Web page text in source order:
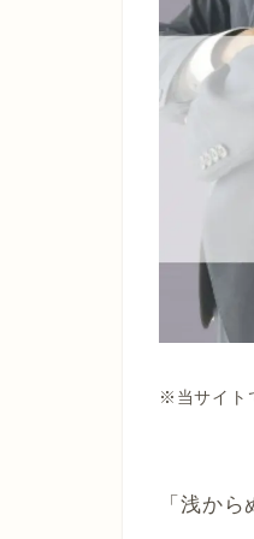
※当サイト
「浅から